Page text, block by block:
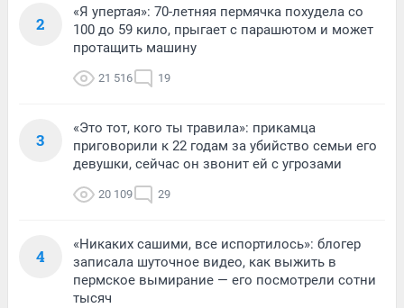
2
«Я упертая»: 70-летняя пермячка похудела со
100 до 59 кило, прыгает с парашютом и может
протащить машину
21 516 19
3
«Это тот, кого ты травила»: прикамца
приговорили к 22 годам за убийство семьи его
девушки, сейчас он звонит ей с угрозами
20 109 29
4
«Никаких сашими, все испортилось»: блогер
записала шуточное видео, как выжить в
пермское вымирание — его посмотрели сотни
тысяч